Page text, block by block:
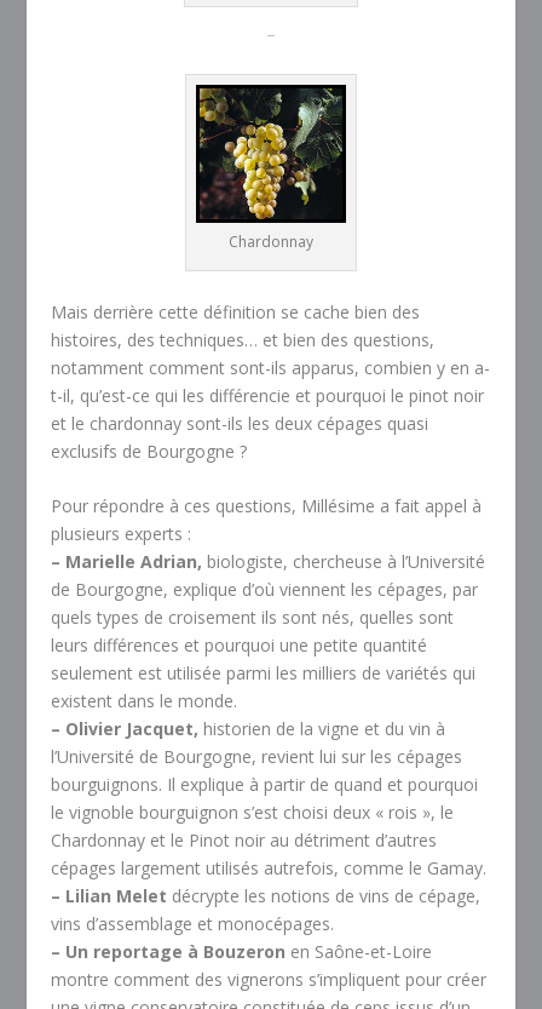
–
Chardonnay
Mais derrière cette définition se cache bien des
histoires, des techniques… et bien des questions,
notamment comment sont-ils apparus, combien y en a-
t-il, qu’est-ce qui les différencie et pourquoi le pinot noir
et le chardonnay sont-ils les deux cépages quasi
exclusifs de Bourgogne ?
Pour répondre à ces questions, Millésime a fait appel à
plusieurs experts :
– Marielle Adrian, biologiste, chercheuse à l’Université
de Bourgogne, explique d’où viennent les cépages, par
quels types de croisement ils sont nés, quelles sont
leurs différences et pourquoi une petite quantité
seulement est utilisée parmi les milliers de variétés qui
existent dans le monde.
– Olivier Jacquet, historien de la vigne et du vin à
l’Université de Bourgogne, revient lui sur les cépages
bourguignons. Il explique à partir de quand et pourquoi
le vignoble bourguignon s’est choisi deux « rois », le
Chardonnay et le Pinot noir au détriment d’autres
cépages largement utilisés autrefois, comme le Gamay.
– Lilian Melet décrypte les notions de vins de cépage,
vins d’assemblage et monocépages.
– Un reportage à Bouzeron en Saône-et-Loire
montre comment des vignerons s’impliquent pour créer